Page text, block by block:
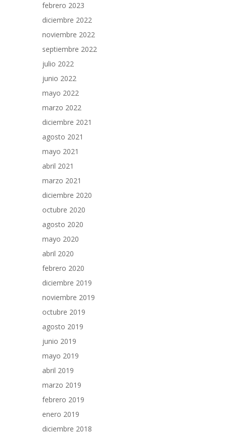
febrero 2023
diciembre 2022
noviembre 2022
septiembre 2022
julio 2022
junio 2022
mayo 2022
marzo 2022
diciembre 2021
agosto 2021
mayo 2021
abril 2021
marzo 2021
diciembre 2020
octubre 2020
agosto 2020
mayo 2020
abril 2020
febrero 2020
diciembre 2019
noviembre 2019
octubre 2019
agosto 2019
junio 2019
mayo 2019
abril 2019
marzo 2019
febrero 2019
enero 2019
diciembre 2018